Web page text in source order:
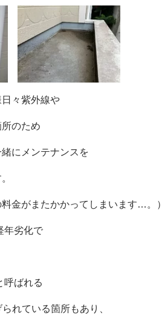
々紫外線や
のため
にメンテナンスを
料金がまたかかってしまいます…。）
年劣化で
呼ばれる
れている箇所もあり、